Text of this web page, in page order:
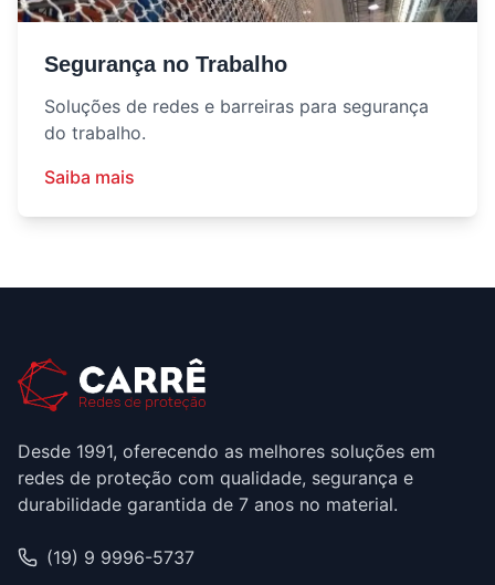
Segurança no Trabalho
Soluções de redes e barreiras para segurança
do trabalho.
Saiba mais
Desde 1991, oferecendo as melhores soluções em
redes de proteção com qualidade, segurança e
durabilidade garantida de 7 anos no material.
(19) 9 9996-5737